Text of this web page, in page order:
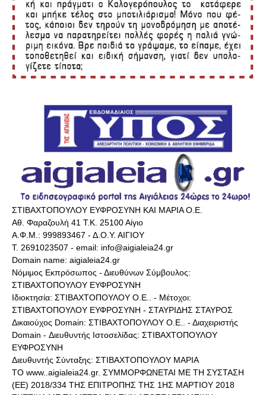
ΣΤΙΒΑΧΤΟΠΟΥΛΟΥ ΕΥΦΡΟΣΥΝΗ ΚΑΙ ΜΑΡΙΑ Ο.Ε.
Αθ. Φαραζουλή 41 Τ.Κ. 25100 Αίγιο
Α.Φ.Μ.: 999893467 - Δ.Ο.Υ. ΑΙΓΙΟΥ
Τ. 2691023507 - email: info@aigialeia24.gr
Domain name: aigialeia24.gr
Νόμιμος Εκπρόσωπος - Διευθύνων Σύμβουλος:
ΣΤΙΒΑΧΤΟΠΟΥΛΟΥ ΕΥΦΡΟΣΥΝΗ
Ιδιοκτησία: ΣΤΙΒΑΧΤΟΠΟΥΛΟΥ Ο.Ε.. - Μέτοχοι:
ΣΤΙΒΑΧΤΟΠΟΥΛΟΥ ΕΥΦΡΟΣΥΝΗ - ΣΤΑΥΡΙΔΗΣ ΣΤΑΥΡΟΣ
Δικαιούχος Domain: ΣΤΙΒΑΧΤΟΠΟΥΛΟΥ Ο.Ε.. - Διαχειριστής
Domain - Διευθυντής Ιστοσελίδας: ΣΤΙΒΑΧΤΟΠΟΥΛΟΥ
ΕΥΦΡΟΣΥΝΗ
Διευθυντής Σύνταξης: ΣΤΙΒΑΧΤΟΠΟΥΛΟΥ ΜΑΡΙΑ
ΤΟ www..aigialeia24.gr. ΣΥΜΜΟΡΦΩΝΕΤΑΙ ΜΕ ΤΗ ΣΥΣΤΑΣΗ
(ΕΕ) 2018/334 ΤΗΣ ΕΠΙΤΡΟΠΗΣ ΤΗΣ 1ΗΣ ΜΑΡΤΙΟΥ 2018